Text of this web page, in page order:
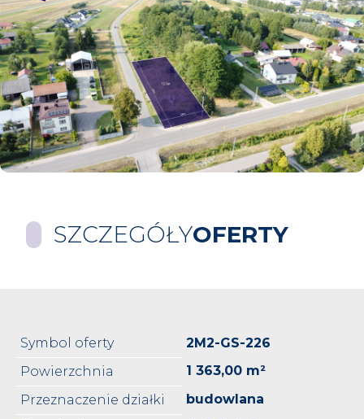
SZCZEGÓŁYOFERTY
Symbol oferty
2M2-GS-226
Powierzchnia
1 363,00 m²
Przeznaczenie działki
budowlana